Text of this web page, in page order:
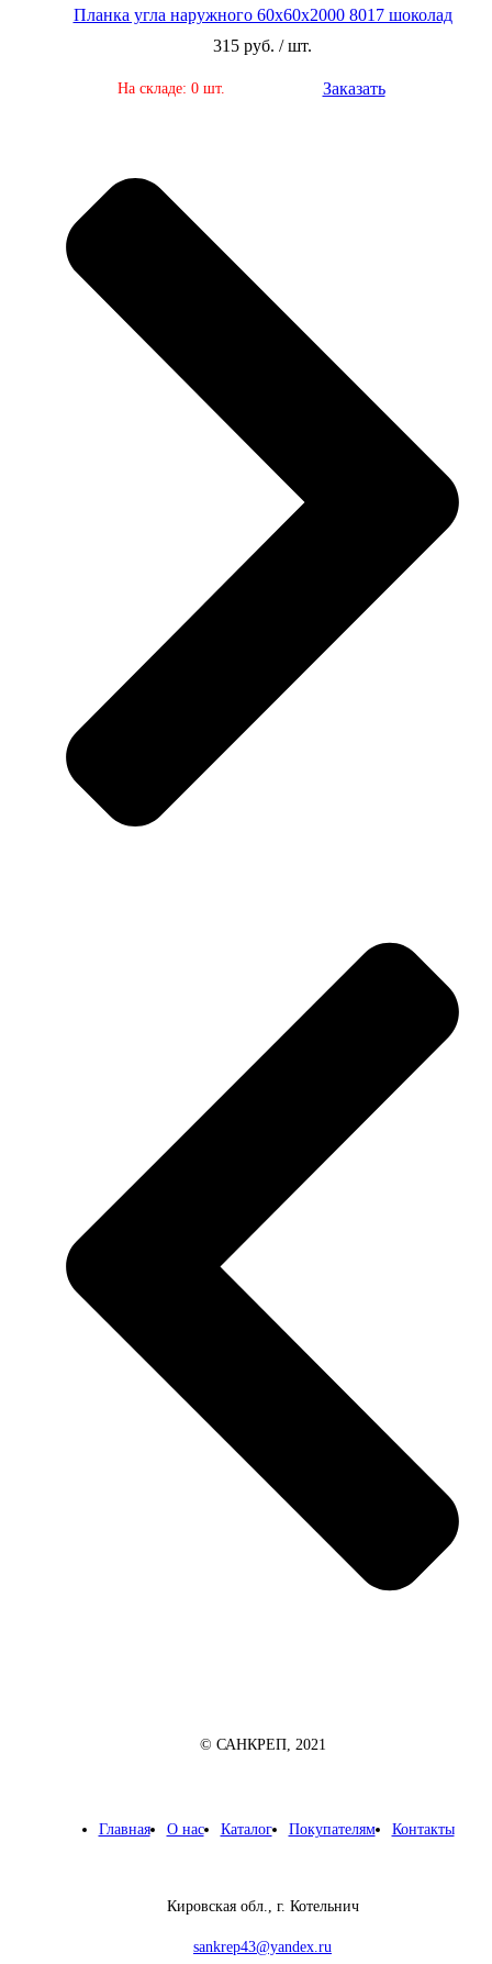
Планка угла наружного 60х60х2000 8017 шоколад
315 руб. / шт.
На складе: 0 шт. Заказать
© САНКРЕП, 2021
Главная О нас Каталог Покупателям Контакты
Кировская обл., г. Котельнич
sankrep43@yandex.ru